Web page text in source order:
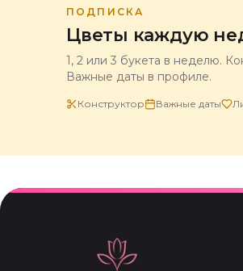
ПОДПИСКА
Цветы каждую
1, 2 или 3 букета в неделю.
Важные даты в профиле.
Конструктор Важные даты